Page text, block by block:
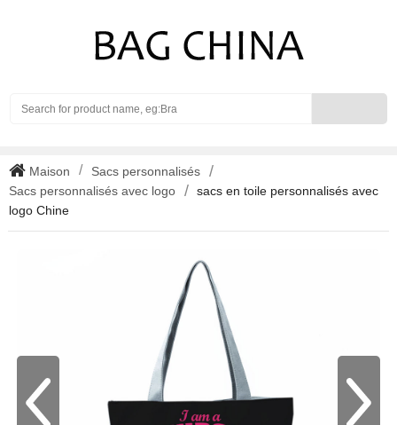
Maison
Sacs personnalisés
Sacs personnalisés avec logo
sacs en toile personnalisés avec
logo Chine